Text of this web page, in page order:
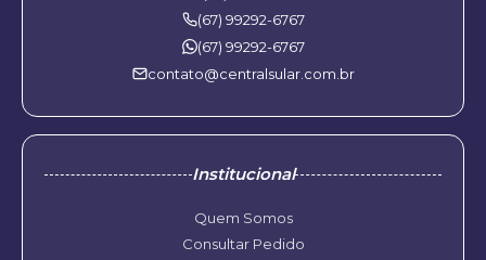
(67) 99292-6767
(67) 99292-6767
contato@centralsular.com.br
Institucional
Quem Somos
Consultar Pedido